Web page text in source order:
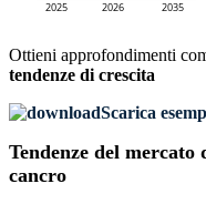
Ottieni approfondimenti
tendenze di crescita
Scarica
Tendenze del
cancro